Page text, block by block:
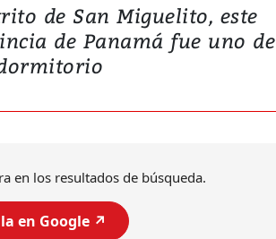
de San Miguelito, este
de Panamá fue uno de
en los resultados de búsqueda.
en Google ↗️